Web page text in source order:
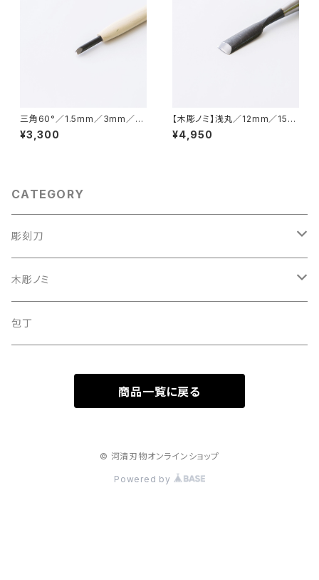
三角60°／1.5mm／3mm／4.
5mm／6mm／9mm／彫刻刀
¥3,300
【木彫ノミ】浅丸／12mm／15m
m
¥4,950
CATEGORY
彫刻刀
彫刻刀セット
定額制研ぎ直し
木彫ノミ
木彫のみセット
包丁
商品一覧に戻る
© 河清刃物オンラインショップ
Powered by